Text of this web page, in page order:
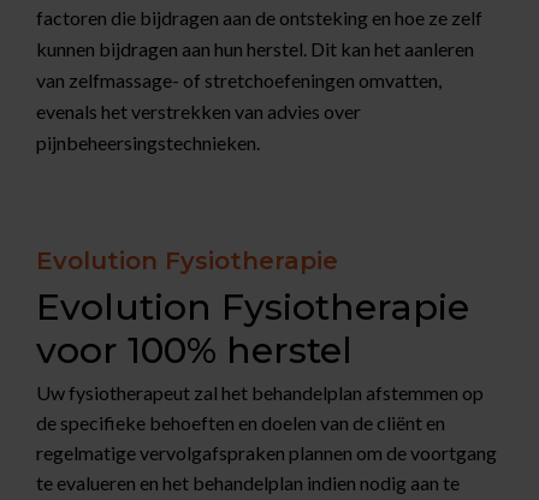
factoren die bijdragen aan de ontsteking en hoe ze zelf
kunnen bijdragen aan hun herstel. Dit kan het aanleren
van zelfmassage- of stretchoefeningen omvatten,
evenals het verstrekken van advies over
pijnbeheersingstechnieken.
Evolution Fysiotherapie
Evolution Fysiotherapie
voor 100% herstel
Uw fysiotherapeut zal het behandelplan afstemmen op
de specifieke behoeften en doelen van de cliënt en
regelmatige vervolgafspraken plannen om de voortgang
te evalueren en het behandelplan indien nodig aan te